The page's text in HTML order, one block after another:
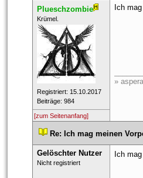
Plueschzombie
​Krümel.
Registriert: 15.10.2017
Beiträge: 984
Ich
»
[zum Seitenanfang]
Re: Ich mag meinen
Gelöschter Nutzer
Nicht registriert
Ich